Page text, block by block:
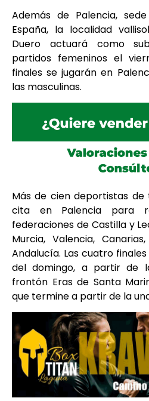
Además de Palencia,
España, la localidad
Duero actuará como
partidos femeninos el
finales se jugarán en
las masculinas.
Más de cien deportistas de
cita en Palencia para
federaciones de Castilla y
Murcia, Valencia,
Andalucía. Las cuatro
del domingo, a partir de
frontón Eras de Santa
que termine a partir de la